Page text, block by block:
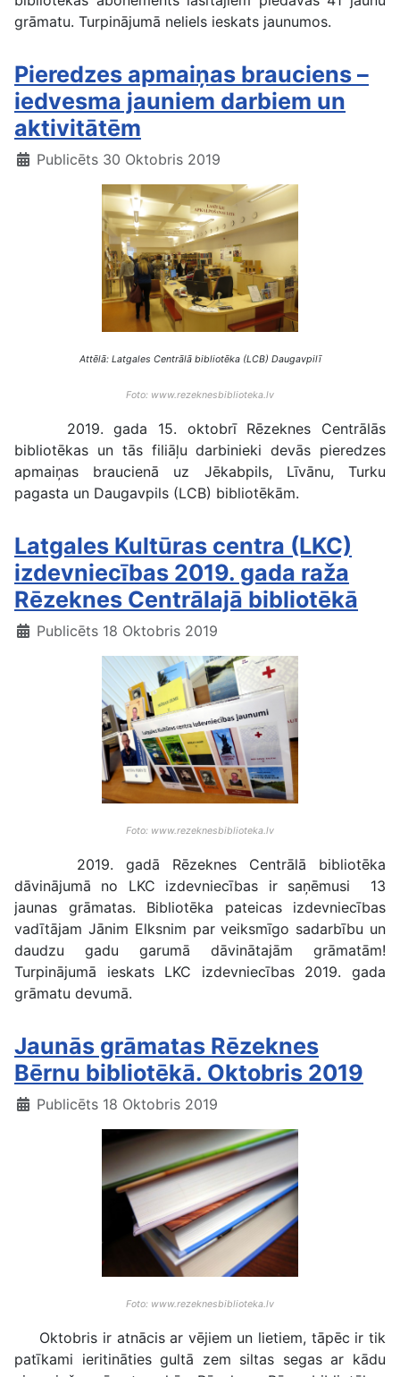
grāmatu. Turpinājumā neliels ieskats jaunumos.
Pieredzes apmaiņas brauciens –
iedvesma jauniem darbiem un
aktivitātēm
Publicēts 30 Oktobris 2019
Attēlā: Latgales Centrālā bibliotēka (LCB) Daugavpilī
Foto: www.rezeknesbiblioteka.lv
2019. gada 15. oktobrī Rēzeknes Centrālās
bibliotēkas un tās filiāļu darbinieki devās pieredzes
apmaiņas braucienā uz Jēkabpils, Līvānu, Turku
pagasta un Daugavpils (LCB) bibliotēkām.
Latgales Kultūras centra (LKC)
izdevniecības 2019. gada raža
Rēzeknes Centrālajā bibliotēkā
Publicēts 18 Oktobris 2019
Foto: www.rezeknesbiblioteka.lv
2019. gadā Rēzeknes Centrālā bibliotēka
dāvinājumā no LKC izdevniecības ir saņēmusi 13
jaunas grāmatas. Bibliotēka pateicas izdevniecības
vadītājam Jānim Elksnim par veiksmīgo sadarbību un
daudzu gadu garumā dāvinātajām grāmatām!
Turpinājumā ieskats LKC izdevniecības 2019. gada
grāmatu devumā.
Jaunās grāmatas Rēzeknes
Bērnu bibliotēkā. Oktobris 2019
Publicēts 18 Oktobris 2019
Foto: www.rezeknesbiblioteka.lv
Oktobris ir atnācis ar vējiem un lietiem, tāpēc ir tik
patīkami ieritināties gultā zem siltas segas ar kādu